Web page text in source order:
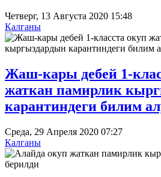
Четверг, 13 Августа 2020 15:48
Калганы
Жаш-кары дебей 1-
жаткан памирлик
карантиндеги билим
Среда, 29 Апреля 2020 07:27
Калганы